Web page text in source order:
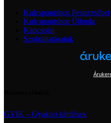
Kulcspontshop Pesterzsébet
Kulcspontshop Újbuda
Kapcsolat
Szolgáltatásaink
GYIK – Gyakori kérdések